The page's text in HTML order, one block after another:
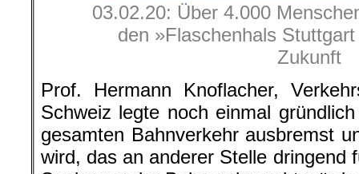
03.02.20: Über 4.000
den »Flaschenhals
Zukunft
Prof. Hermann Knoflacher,
Schweiz legte noch einmal
gesamten Bahnverkehr ausbremst
wird, das an anderer Stelle dringend